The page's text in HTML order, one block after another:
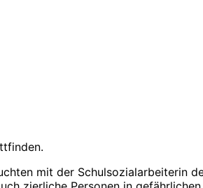
mit der Schulsozialarbeiterin